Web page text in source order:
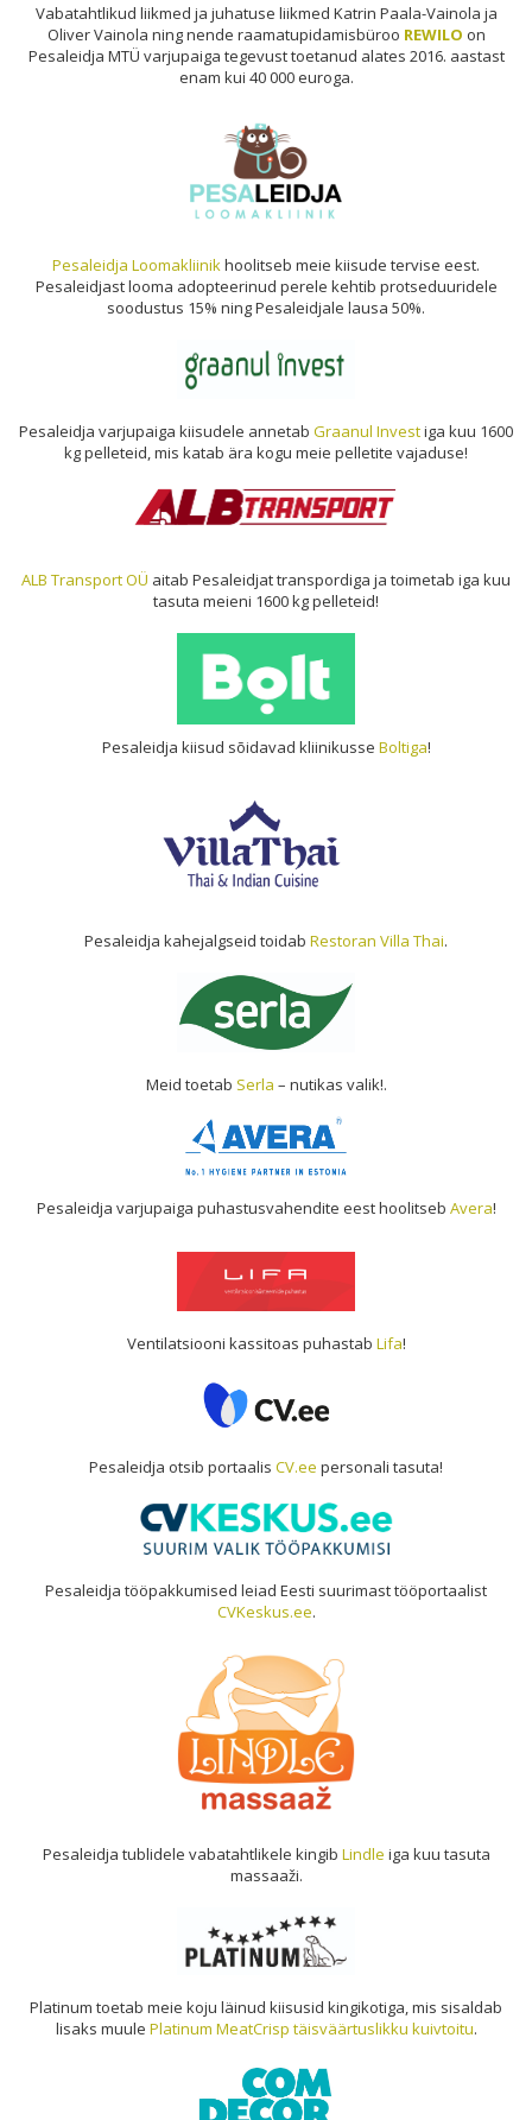
Vabatahtlikud liikmed ja juhatuse liikmed Katrin Paala-Vainola ja
Oliver Vainola ning nende raamatupidamisbüroo REWILO on
Pesaleidja MTÜ varjupaiga tegevust toetanud alates 2016. aastast
enam kui 40 000 euroga.
Pesaleidja Loomakliinik hoolitseb meie kiisude tervise eest.
Pesaleidjast looma adopteerinud perele kehtib protseduuridele
soodustus 15% ning Pesaleidjale lausa 50%.
Pesaleidja varjupaiga kiisudele annetab Graanul Investiga kuu 1600
kg pelleteid, mis katab ära kogu meie pelletite vajaduse!
ALB Transport OÜ aitab Pesaleidjat transpordiga ja toimetab iga kuu
tasuta meieni 1600 kg pelleteid!
Pesaleidja kiisud sõidavad kliinikusse Boltiga!
Pesaleidja kahejalgseid toidab Restoran Villa Thai.
Meid toetab Serla – nutikas valik!.
Pesaleidja varjupaiga puhastusvahendite eest hoolitseb Avera!
Ventilatsiooni kassitoas puhastab Lifa!
Pesaleidja otsib portaalis CV.ee personali tasuta!
Pesaleidja tööpakkumised leiad Eesti suurimast tööportaalist
CVKeskus.ee.
Pesaleidja tublidele vabatahtlikele kingib Lindle iga kuu tasuta
massaaži.
Platinum toetab meie koju läinud kiisusid kingikotiga, mis sisaldab
lisaks muule Platinum MeatCrisp täisväärtuslikku kuivtoitu.